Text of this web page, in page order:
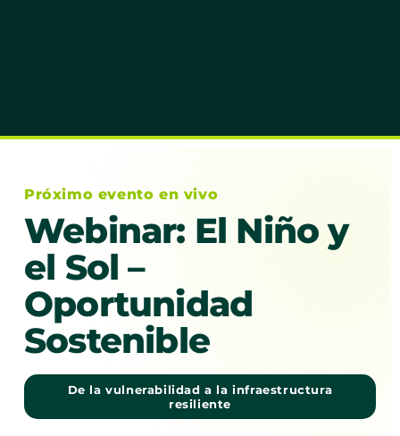
Próximo evento en vivo
Webinar: El Niño y
el Sol –
Oportunidad
Sostenible
De la vulnerabilidad a la infraestructura
resiliente